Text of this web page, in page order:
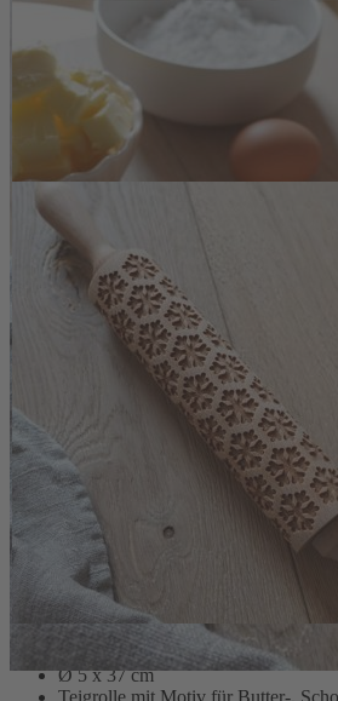
Zum Anfang der Bildergalerie springen
140287
Teigrolle mit Motiv
Artikel vergriffen
Beschreibung
Fein geprägte Gebäcke
Die Teigrolle mit Motiv prägt ein tiefes,
Schokoladenteig und festem Mürbeteig.
wird der Teig mit einer regulären
bevor der Teig mit Ausstechförmchen,
Vielseitig einsetzbar und
Gefertigt aus Buchenholz in Europa, ist
wie Ton und Keramik prägen. Die
cm liegt die Rolle gut in der Hand und
Sortiment für unterschiedliche Back- und
Ø 5 x 37 cm